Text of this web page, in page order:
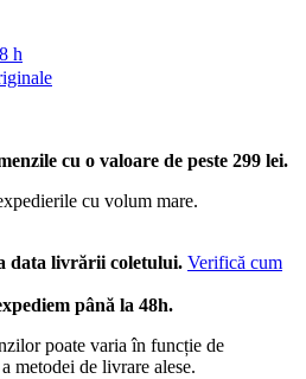
h
cu o valoare de peste 299 lei.
cu volum mare.
data livrării coletului. Verifică cum
până la 48h.
poate varia în funcție de
metodei de livrare alese.